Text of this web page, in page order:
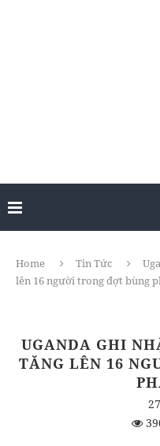
Home Tin Tức
lên 16 người trong đợt bùng
UGANDA GHI
TĂNG LÊN 16